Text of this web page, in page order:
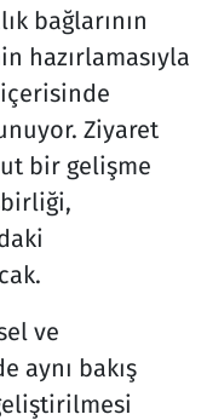
bağlarının
hazırlamasıyla
Ziyaret
bir gelişme
ve
aynı bakış